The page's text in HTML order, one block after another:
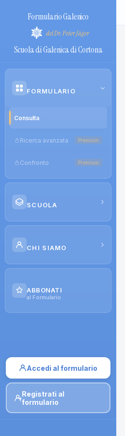
Formulario Galenico
del Dr. Peter Jäger
Scuola di Galenica di Cortona
FORMULARIO ›
Consulta
Ricerca avanzata Premium
Confronto Premium
SCUOLA ›
Corsi
Moduli di iscrizione
CHI SIAMO ›
Contatti
ABBONATI
al Formulario
Accedi al formulario
Registrati al
formulario